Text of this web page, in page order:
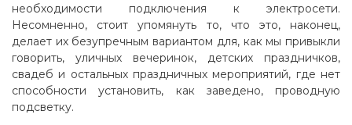
необходимости подключения к электросети.
Несомненно, стоит упомянуть то, что это, наконец,
делает их безупречным вариантом для, как мы привыкли
говорить, уличных вечеринок, детских праздничков,
свадеб и остальных праздничных мероприятий, где нет
способности установить, как заведено, проводную
подсветку.